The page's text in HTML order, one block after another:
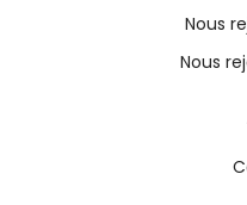
Nous
Nous